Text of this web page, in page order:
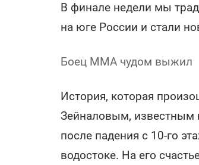
В финале недели мы
на юге России и стали
Боец ММА чудом выжил
История, которая
Зейналовым, известным
после падения с 10-го
водостоке. На его